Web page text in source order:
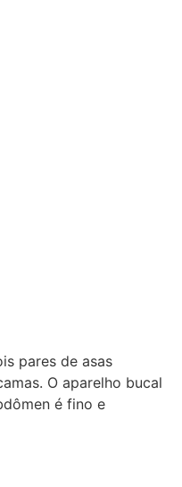
pares de asas
O aparelho bucal
é fino e